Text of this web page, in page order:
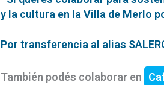
y la cultura en la Villa de Merlo
Por transferencia al alias
También podés colaborar en